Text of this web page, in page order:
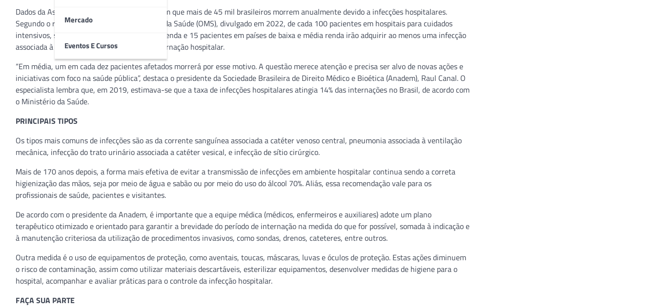
Mercado
Eventos E Cursos
Dados da Associação Médica Brasileira indicam que mais de 45 mil brasileiros morrem anualmente devido a infecções hospitalares.
Segundo o relatório da Organização Mundial da Saúde (OMS), divulgado em 2022, de cada 100 pacientes em hospitais para cuidados
intensivos, sete pacientes em países de alta renda e 15 pacientes em países de baixa e média renda irão adquirir ao menos uma infecção
associada à atenção à saúde durante sua internação hospitalar.
“Em média, um em cada dez pacientes afetados morrerá por esse motivo. A questão merece atenção e precisa ser alvo de novas ações e
iniciativas com foco na saúde pública”, destaca o presidente da Sociedade Brasileira de Direito Médico e Bioética (Anadem), Raul Canal. O
especialista lembra que, em 2019, estimava-se que a taxa de infecções hospitalares atingia 14% das internações no Brasil, de acordo com
o Ministério da Saúde.
PRINCIPAIS TIPOS
Os tipos mais comuns de infecções são as da corrente sanguínea associada a catéter venoso central, pneumonia associada à ventilação
mecânica, infecção do trato urinário associada a catéter vesical, e infecção de sítio cirúrgico.
Mais de 170 anos depois, a forma mais efetiva de evitar a transmissão de infecções em ambiente hospitalar continua sendo a correta
higienização das mãos, seja por meio de água e sabão ou por meio do uso do álcool 70%. Aliás, essa recomendação vale para os
profissionais de saúde, pacientes e visitantes.
De acordo com o presidente da Anadem, é importante que a equipe médica (médicos, enfermeiros e auxiliares) adote um plano
terapêutico otimizado e orientado para garantir a brevidade do período de internação na medida do que for possível, somada à indicação e
à manutenção criteriosa da utilização de procedimentos invasivos, como sondas, drenos, cateteres, entre outros.
Outra medida é o uso de equipamentos de proteção, como aventais, toucas, máscaras, luvas e óculos de proteção. Estas ações diminuem
o risco de contaminação, assim como utilizar materiais descartáveis, esterilizar equipamentos, desenvolver medidas de higiene para o
hospital, acompanhar e avaliar práticas para o controle da infecção hospitalar.
FAÇA SUA PARTE